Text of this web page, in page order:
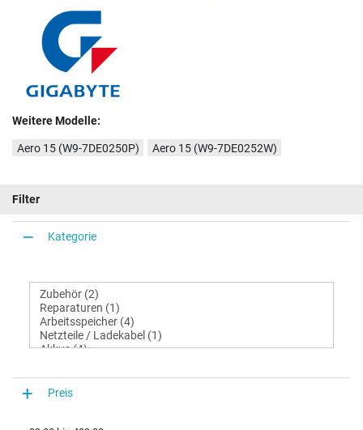
Weitere Modelle:
Aero 15 (W9-7DE0250P) Aero 15 (W9-7DE0252W)
Filter
Kategorie
Preis